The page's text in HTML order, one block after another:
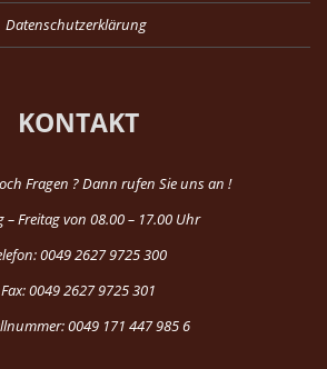
Datenschutzerklärung
KONTAKT
Fragen ? Dann rufen Sie uns an !
– Freitag von 08.00 – 17.00 Uhr
0049 2627 9725 300
Fax: 0049 2627 9725 301
0049 171 447 985 6